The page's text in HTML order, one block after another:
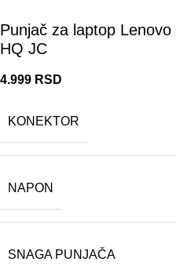
Punjač za laptop
HQ JC
4.999 RSD
KONEKTOR
NAPON
SNAGA PUNJAČA